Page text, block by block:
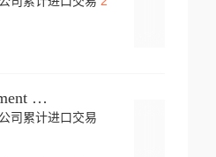
Knoebels Amusement Resort
司累计进口交易